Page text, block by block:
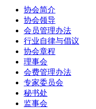
协会简介
协会领导
会员管理办法
行业自律与倡议
协会章程
理事会
会费管理办法
专家委员会
秘书处
监事会